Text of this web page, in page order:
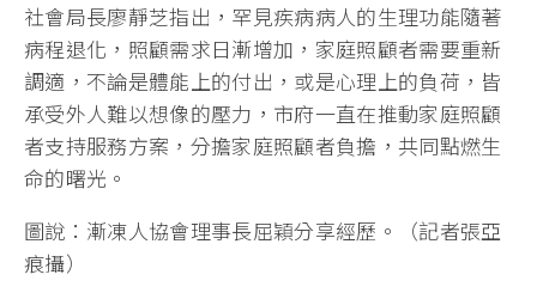
社會局長廖靜芝指出，罕見疾病病人的生理功能隨著
病程退化，照顧需求日漸增加，家庭照顧者需要重新
調適，不論是體能上的付出，或是心理上的負荷，皆
承受外人難以想像的壓力，市府一直在推動家庭照顧
者支持服務方案，分擔家庭照顧者負擔，共同點燃生
命的曙光。
圖說：漸凍人協會理事長屈穎分享經歷。（記者張亞
痕攝）